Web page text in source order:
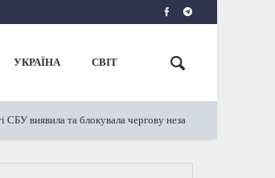
УКРАЇНА СВІТ
виявила та блокувала чергову незаконну схему: відомі